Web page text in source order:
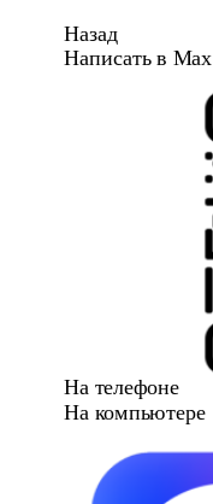
Назад
Написать в Max
На телефоне
На компьютере